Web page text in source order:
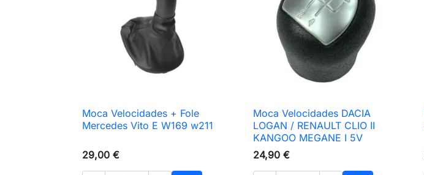
 Vista rápida
Moca Velocidades + Fole
Mercedes Vito E W169 w211
29,00 €
 Vista rápida
Moca Velocidades DACIA
LOGAN / RENAULT CLIO II
KANGOO MEGANE I 5V
24,90 €